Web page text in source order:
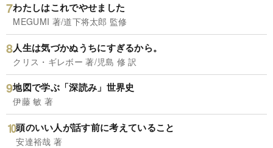
わたしはこれでやせました
MEGUMI 著/道下将太郎 監修
人生は気づかぬうちにすぎるから。
クリス・ギレボー 著/児島 修 訳
地図で学ぶ「深読み」世界史
伊藤 敏 著
頭のいい人が話す前に考えていること
安達裕哉 著